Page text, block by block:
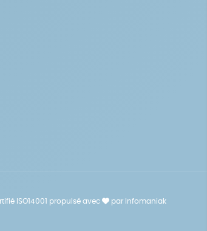
ISO14001 propulsé avec par Infomaniak